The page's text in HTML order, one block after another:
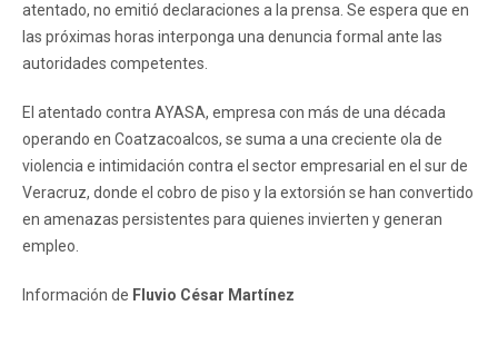
atentado, no emitió declaraciones a la prensa. Se espera que en
las próximas horas interponga una denuncia formal ante las
autoridades competentes.
El atentado contra AYASA, empresa con más de una década
operando en Coatzacoalcos, se suma a una creciente ola de
violencia e intimidación contra el sector empresarial en el sur de
Veracruz, donde el cobro de piso y la extorsión se han convertido
en amenazas persistentes para quienes invierten y generan
empleo.
Información de Fluvio César Martínez